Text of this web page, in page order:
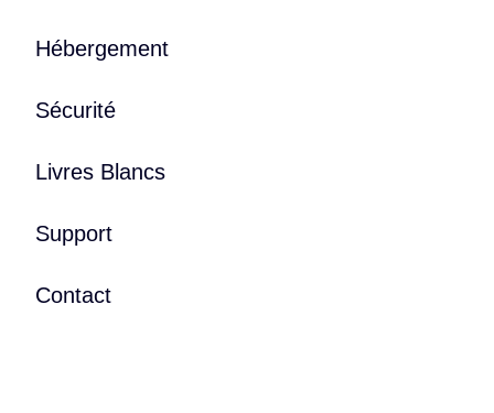
Hébergement
Sécurité
Livres Blancs
Support
Contact